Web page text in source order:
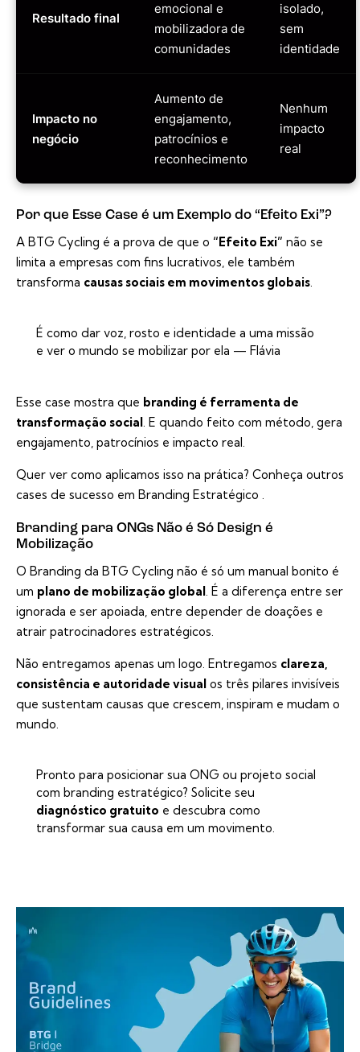
Resultado final
emocional e
mobilizadora de
comunidades
isolado,
sem
identidade
Impacto no
negócio
Aumento de
engajamento,
patrocínios e
reconhecimento
Nenhum
impacto
real
Por que Esse Case é um Exemplo do “Efeito Exi”?
A BTG Cycling é a prova de que o “Efeito Exi” não se
limita a empresas com fins lucrativos, ele também
transforma causas sociais em movimentos globais.
É como dar voz, rosto e identidade a uma missão
e ver o mundo se mobilizar por ela — Flávia
Esse case mostra que branding é ferramenta de
transformação social . E quando feito com método, gera
engajamento, patrocínios e impacto real.
Quer ver como aplicamos isso na prática? Conheça outros
cases de sucesso em Branding Estratégico .
Branding para ONGs Não é Só Design é
Mobilização
O Branding da BTG Cycling não é só um manual bonito é
um plano de mobilização global . É a diferença entre ser
ignorada e ser apoiada, entre depender de doações e
atrair patrocinadores estratégicos.
Não entregamos apenas um logo. Entregamos clareza,
consistência e autoridade visual os três pilares invisíveis
que sustentam causas que crescem, inspiram e mudam o
mundo.
Pronto para posicionar sua ONG ou projeto social
com branding estratégico? Solicite seu
diagnóstico gratuito e descubra como
transformar sua causa em um movimento.